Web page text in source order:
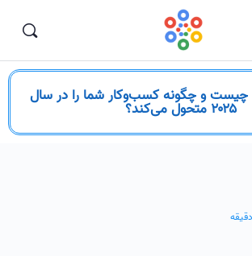
و چگونه کسب‌وکار شما را در سال
۲۰۲۵ متحول می‌کند؟